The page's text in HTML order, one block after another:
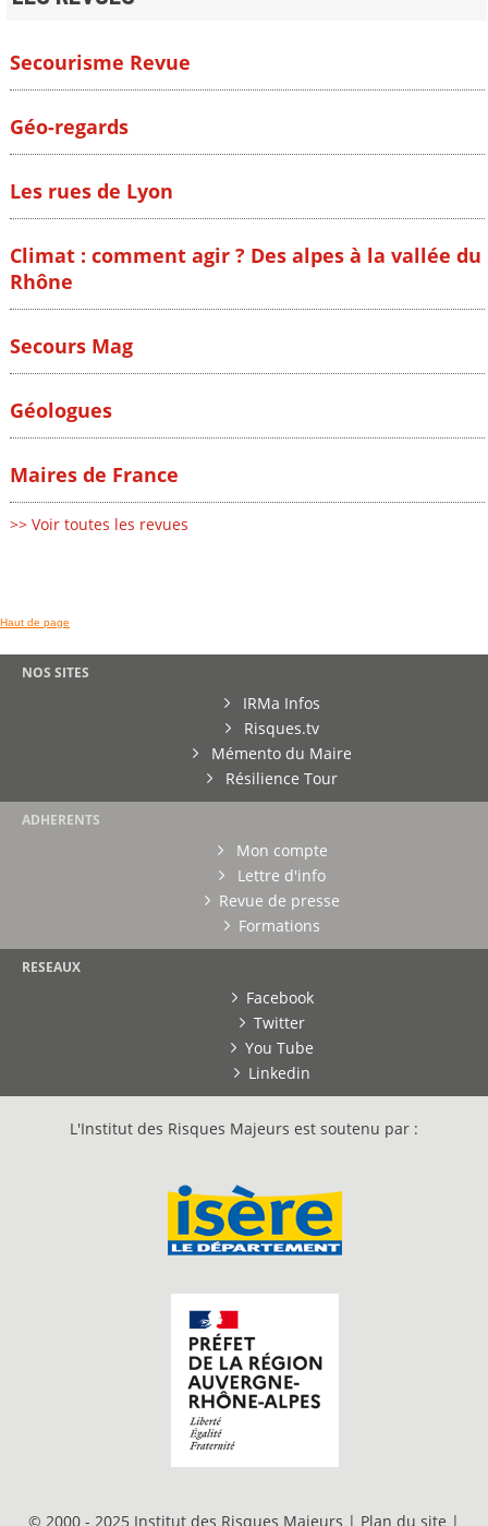
Secourisme Revue
Géo-regards
Les rues de Lyon
Climat : comment agir ? Des alpes à la vallée du
Rhône
Secours Mag
Géologues
Maires de France
>> Voir toutes les revues
Haut de page
NOS SITES
IRMa Infos
Risques.tv
Mémento du Maire
Résilience Tour
ADHERENTS
Mon compte
Lettre d'info
Revue de presse
Formations
RESEAUX
Facebook
Twitter
You Tube
Linkedin
L'Institut des Risques Majeurs est soutenu par :
© 2000 - 2025 Institut des Risques Majeurs | Plan du site |